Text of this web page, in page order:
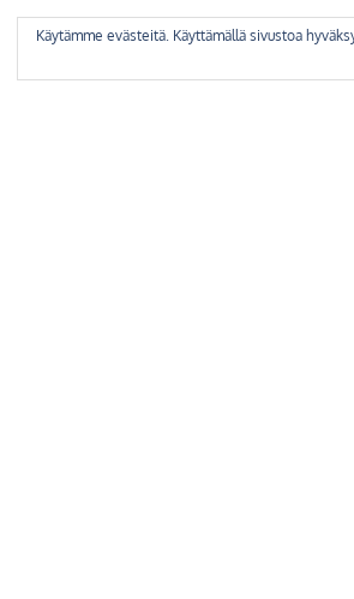
Käytämme evästeitä. Käyttämällä sivustoa